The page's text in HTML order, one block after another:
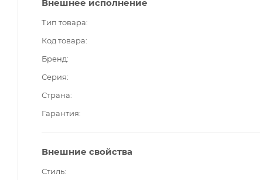
Внешнее исполнение
Тип товара
Код товара
Бренд
Серия
Страна
Гарантия
Внешние свойства
Стиль